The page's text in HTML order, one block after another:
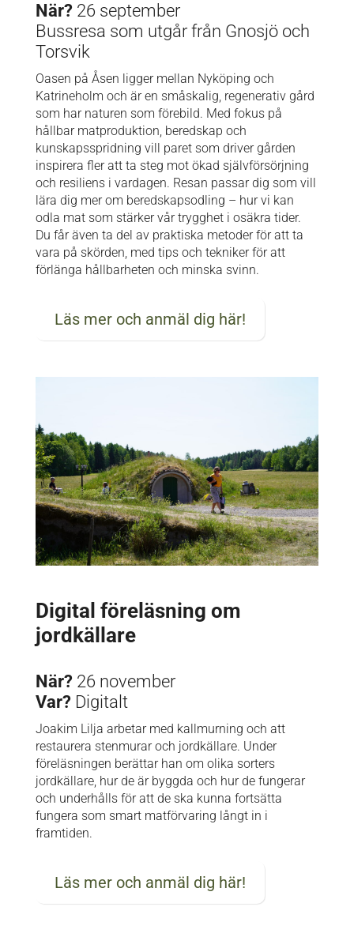
När?26 september
Bussresa som utgår från Gnosjö och
Torsvik
Oasen på Åsen ligger mellan Nyköping och
Katrineholm och är en småskalig, regenerativ gård
som har naturen som förebild. Med fokus på
hållbar matproduktion, beredskap och
kunskapsspridning vill paret som driver gården
inspirera fler att ta steg mot ökad självförsörjning
och resiliens i vardagen. Resan passar dig som vill
lära dig mer om beredskapsodling – hur vi kan
odla mat som stärker vår trygghet i osäkra tider.
Du får även ta del av praktiska metoder för att ta
vara på skörden, med tips och tekniker för att
förlänga hållbarheten och minska svinn.
Läs mer och anmäl dig här!
Digital föreläsning om
jordkällare
När?26 november
Var?Digitalt
Joakim Lilja arbetar med kallmurning och att
restaurera stenmurar och jordkällare. Under
föreläsningen berättar han om olika sorters
jordkällare, hur de är byggda och hur de fungerar
och underhålls för att de ska kunna fortsätta
fungera som smart matförvaring långt in i
framtiden.
Läs mer och anmäl dig här!